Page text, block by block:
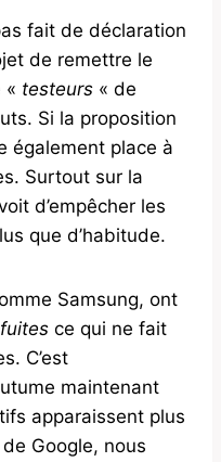
fait de déclaration
de remettre le
« testeurs « de
Si la proposition
également place à
Surtout sur la
d’empêcher les
que d’habitude.
Samsung, ont
fuites ce qui ne fait
C’est
maintenant
apparaissent plus
Google, nous